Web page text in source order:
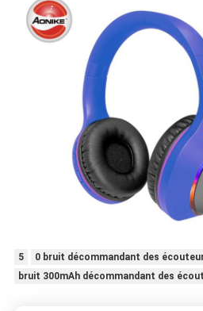
5
0 bruit décommandant des
bruit 300mAh décommandant des